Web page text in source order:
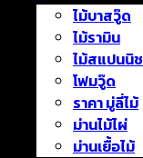
ไม้บาสวู๊ด
ไม้รามิน
ไม้สแปนนิช
โฟมวู๊ด
ราคา มู่ลี่ไม้
ม่านไม้ไผ่
ม่านเยื้อไม้